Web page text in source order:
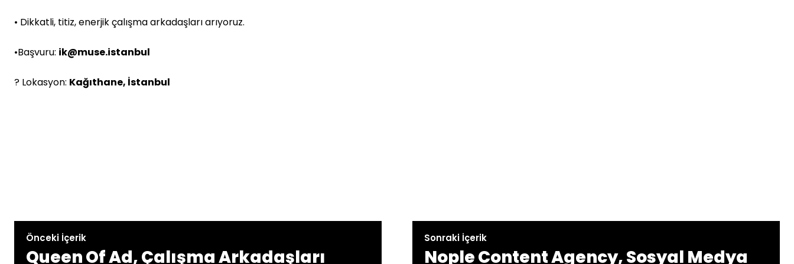
• Dikkatli, titiz, enerjik çalışma arkadaşları arıyoruz.
•Başvuru: ik@muse.istanbul
? Lokasyon: Kağıthane, İstanbul
Önceki İçerik
Queen Of Ad, Çalışma Arkadaşları
Sonraki İçerik
Nople Content Agency, Sosyal Medya